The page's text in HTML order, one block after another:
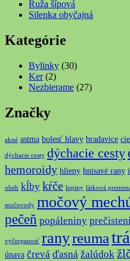
Ruža šípová
Silenka obyčajná
Kategórie
Bylinky (30)
Ker(2)
Nezbierame (27)
Značky
akné astma bolesť hlavy bradavice
dýchacie cesty dýchacie cesty
hemoroidy hlieny hnisavé rany
obeh kĺby kŕče lupiny látková
močovody močový
pečeň popáleniny
vyčerpanosť ranyreuma
únava črevá ďasná žalúdok